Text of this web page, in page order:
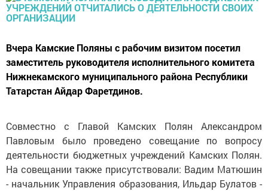
Вчера Камские Поляны с рабочим визитом посетил
заместитель руководителя исполнительного комитета
Нижнекамского муниципального района Республики
Татарстан Айдар Фаретдинов.
Совместно с Главой Камских Полян Александром
Павловым было проведено совещание по вопросу
деятельности бюджетных учреждений Камских Полян.
На совещании также присутствовали: Вадим Матюшин
- начальник Управления образования, Ильдар Булатов -